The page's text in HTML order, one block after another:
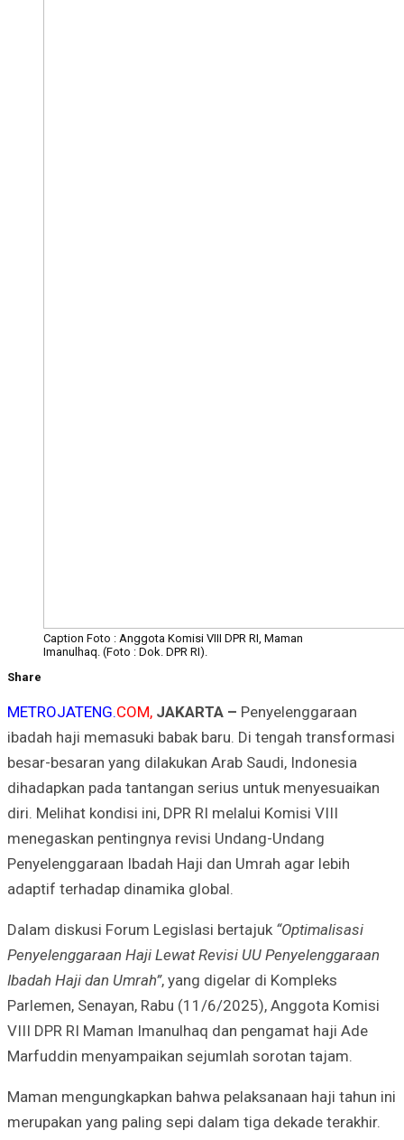
Caption Foto : Anggota Komisi VIII DPR RI, Maman
Imanulhaq. (Foto : Dok. DPR RI).
Share
METROJATENG.COM, JAKARTA – Penyelenggaraan
ibadah haji memasuki babak baru. Di tengah transformasi
besar-besaran yang dilakukan Arab Saudi, Indonesia
dihadapkan pada tantangan serius untuk menyesuaikan
diri. Melihat kondisi ini, DPR RI melalui Komisi VIII
menegaskan pentingnya revisi Undang-Undang
Penyelenggaraan Ibadah Haji dan Umrah agar lebih
adaptif terhadap dinamika global.
Dalam diskusi Forum Legislasi bertajuk “Optimalisasi
Penyelenggaraan Haji Lewat Revisi UU Penyelenggaraan
Ibadah Haji dan Umrah”, yang digelar di Kompleks
Parlemen, Senayan, Rabu (11/6/2025), Anggota Komisi
VIII DPR RI Maman Imanulhaq dan pengamat haji Ade
Marfuddin menyampaikan sejumlah sorotan tajam.
Maman mengungkapkan bahwa pelaksanaan haji tahun ini
merupakan yang paling sepi dalam tiga dekade terakhir.